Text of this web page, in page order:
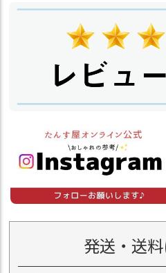
発送・送